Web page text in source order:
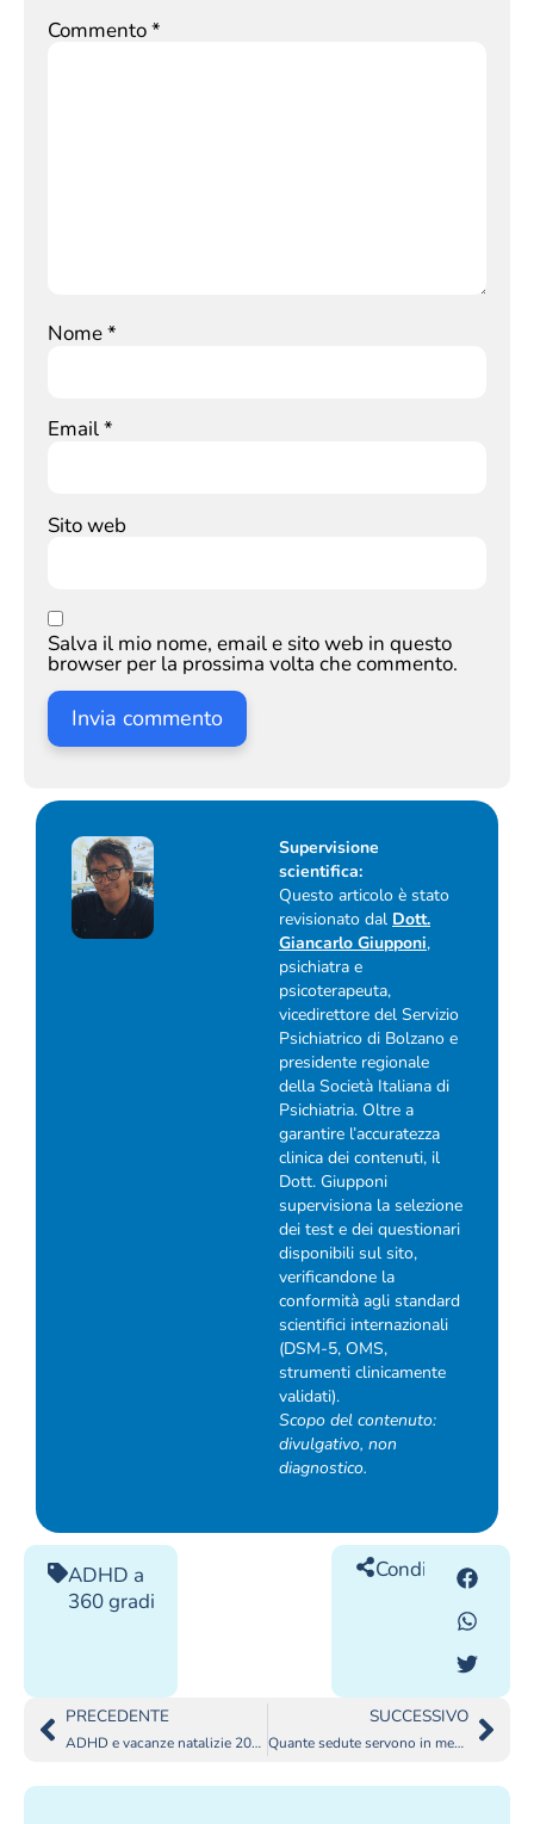
Commento*
Nome*
Email*
Sito web
Salva il mio nome, email e sito web in questo
browser per la prossima volta che commento.
Supervisione
scientifica:
Questo articolo è stato
revisionato dal Dott.
Giancarlo Giupponi,
psichiatra e
psicoterapeuta,
vicedirettore del Servizio
Psichiatrico di Bolzano e
presidente regionale
della Società Italiana di
Psichiatria. Oltre a
garantire l’accuratezza
clinica dei contenuti, il
Dott. Giupponi
supervisiona la selezione
dei test e dei questionari
disponibili sul sito,
verificandone la
conformità agli standard
scientifici internazionali
(DSM-5, OMS,
strumenti clinicamente
validati).
Scopo del contenuto:
divulgativo, non
diagnostico.
ADHD a
360 gradi
Condividilo
PRECEDENTE
ADHD e vacanze natalizie 2025: come mantenere la routine?
SUCCESSIVO
Quante sedute servono in media per ansia/depressione/relazioni? La guida onesta